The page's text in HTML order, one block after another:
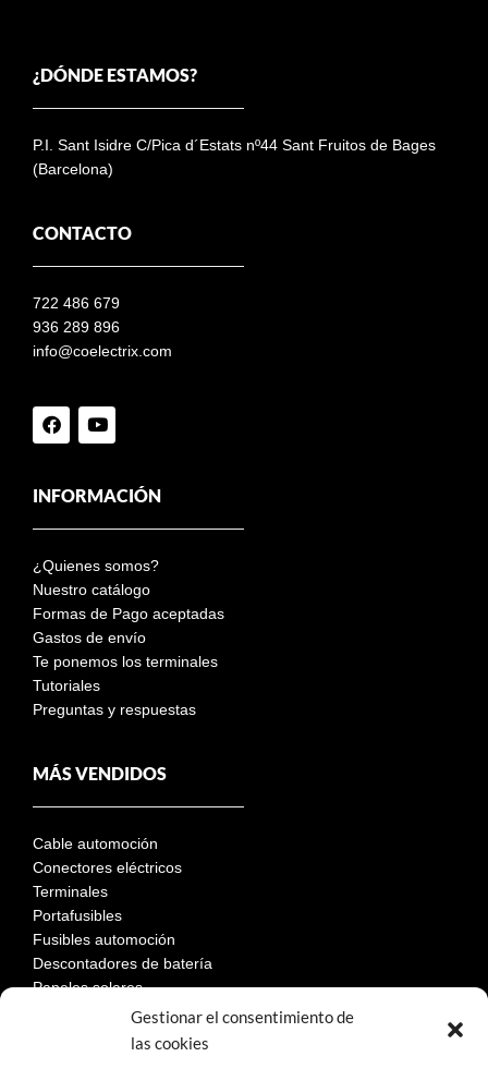
Gestionar el consentimiento de
las cookies
¿DÓNDE ESTAMOS?
P.I. Sant Isidre C/Pica d´Estats nº44 Sant Fruitos de Bages
(Barcelona)
CONTACTO
722 486 679
936 289 896
info@coelectrix.com
INFORMACIÓN
¿Quienes somos?
Nuestro catálogo
Formas de Pago aceptadas
Gastos de envío
Te ponemos los terminales
Tutoriales
Preguntas y respuestas
MÁS VENDIDOS
Cable automoción
Conectores eléctricos
Terminales
Portafusibles
Fusibles automoción
Descontadores de batería
Paneles solares